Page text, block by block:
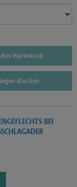
den Warenkorb
drucken
BEI